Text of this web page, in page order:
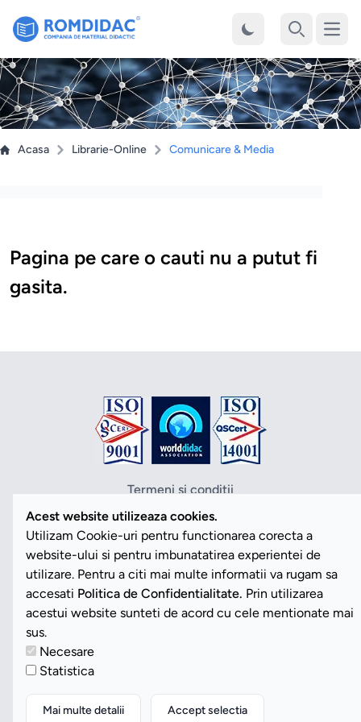
Acasa Librarie-Online Comunicare & Media
Pagina pe care o cauti nu a putut fi
gasita.
Termeni si conditii
Politica de confidentialitate
Politica cookies
ANPC
SOL
SAL
Vezi Cookies
Copyright ©2026 Romdidac SA. Toate drepturile rezervate
Acest website utilizeaza cookies.
Utilizam Cookie-uri pentru functionarea corecta a
website-ului si pentru imbunatatirea experientei de
utilizare. Pentru a citi mai multe informatii va rugam sa
accesati Politica de Confidentialitate. Prin utilizarea
acestui website sunteti de acord cu cele mentionate mai
sus.
Necesare
Statistica
Mai multe detalii Accept selectia